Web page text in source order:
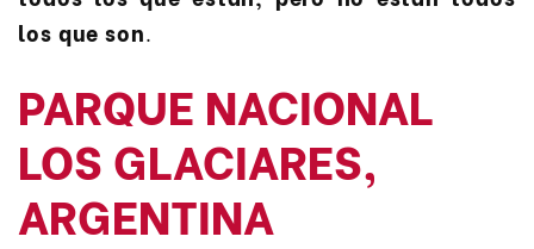
los que son.
PARQUE NACIONAL
LOS GLACIARES,
ARGENTINA